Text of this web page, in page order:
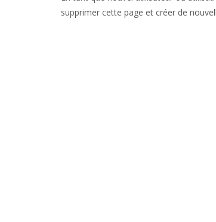
supprimer cette page et créer de